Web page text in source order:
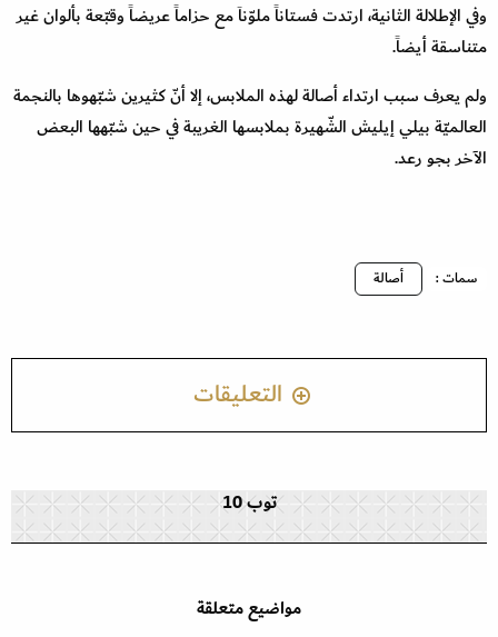
وفي الإطلالة الثانية، ارتدت فستاناً ملوّناَ مع حزاماً عريضاً وقبّعة بألوان غير
متناسقة أيضاً.
ولم يعرف سبب ارتداء أصالة لهذه الملابس، إلا أنّ كثيرين شبّهوها بالنجمة
العالميّة بيلي إيليش الشّهيرة بملابسها الغريبة في حين شبّهها البعض
الآخر بجو رعد.
سمات : أصالة
التعليقات
توب 10
مواضيع متعلقة